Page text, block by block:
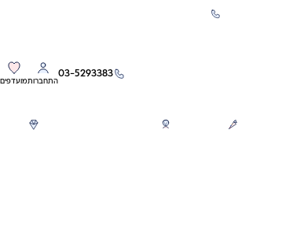
03-5293383
התחברותמועדפים